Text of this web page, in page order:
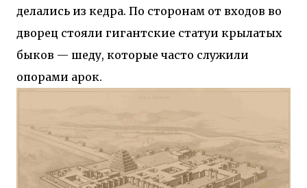
делались из кедра. По сторонам от входов во
дворец стояли гигантские статуи крылатых
быков — шеду, которые часто служили
опорами арок.